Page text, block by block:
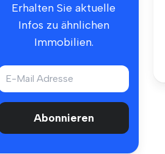
Erhalten Sie aktuelle
Infos zu ähnlichen
Immobilien.
Abonnieren